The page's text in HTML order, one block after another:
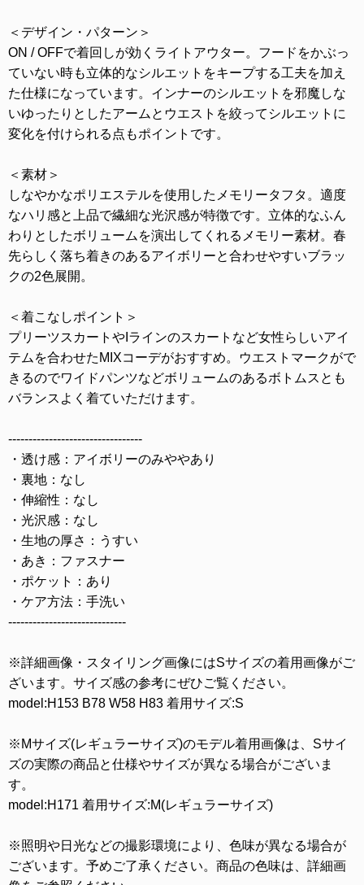
＜デザイン・パターン＞
ON / OFFで着回しが効くライトアウター。フードをかぶっ
ていない時も立体的なシルエットをキープする工夫を加え
た仕様になっています。インナーのシルエットを邪魔しな
いゆったりとしたアームとウエストを絞ってシルエットに
変化を付けられる点もポイントです。
＜素材＞
しなやかなポリエステルを使用したメモリータフタ。適度
なハリ感と上品で繊細な光沢感が特徴です。立体的なふん
わりとしたボリュームを演出してくれるメモリー素材。春
先らしく落ち着きのあるアイボリーと合わせやすいブラッ
クの2色展開。
＜着こなしポイント＞
プリーツスカートやIラインのスカートなど女性らしいアイ
テムを合わせたMIXコーデがおすすめ。ウエストマークがで
きるのでワイドパンツなどボリュームのあるボトムスとも
バランスよく着ていただけます。
---------------------------------
・透け感：アイボリーのみややあり
・裏地：なし
・伸縮性：なし
・光沢感：なし
・生地の厚さ：うすい
・あき：ファスナー
・ポケット：あり
・ケア方法：手洗い
-----------------------------
※詳細画像・スタイリング画像にはSサイズの着用画像がご
ざいます。サイズ感の参考にぜひご覧ください。
model:H153 B78 W58 H83 着用サイズ:S
※Mサイズ(レギュラーサイズ)のモデル着用画像は、Sサイ
ズの実際の商品と仕様やサイズが異なる場合がございま
す。
model:H171 着用サイズ:M(レギュラーサイズ)
※照明や日光などの撮影環境により、色味が異なる場合が
ございます。予めご了承ください。商品の色味は、詳細画